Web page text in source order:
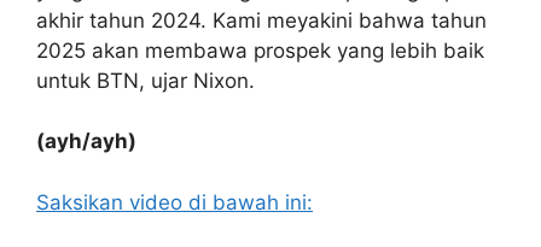
akhir tahun 2024. Kami meyakini bahwa tahun
2025 akan membawa prospek yang lebih baik
untuk BTN, ujar Nixon.
(ayh/ayh)
Saksikan video di bawah ini: